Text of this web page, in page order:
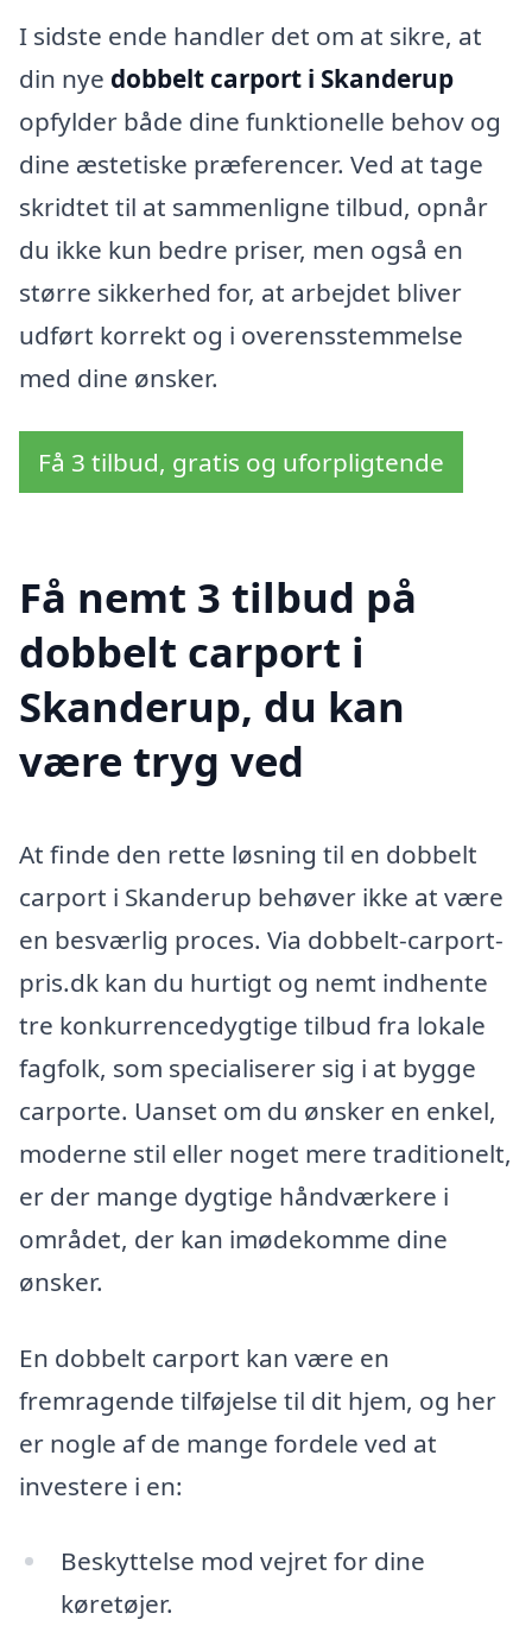
I sidste ende handler det om at sikre, at
din nye dobbelt carport i Skanderup
opfylder både dine funktionelle behov og
dine æstetiske præferencer. Ved at tage
skridtet til at sammenligne tilbud, opnår
du ikke kun bedre priser, men også en
større sikkerhed for, at arbejdet bliver
udført korrekt og i overensstemmelse
med dine ønsker.
Få 3 tilbud, gratis og uforpligtende
Få nemt 3 tilbud på
dobbelt carport i
Skanderup, du kan
være tryg ved
At finde den rette løsning til en dobbelt
carport i Skanderup behøver ikke at være
en besværlig proces. Via dobbelt-carport-
pris.dk kan du hurtigt og nemt indhente
tre konkurrencedygtige tilbud fra lokale
fagfolk, som specialiserer sig i at bygge
carporte. Uanset om du ønsker en enkel,
moderne stil eller noget mere traditionelt,
er der mange dygtige håndværkere i
området, der kan imødekomme dine
ønsker.
En dobbelt carport kan være en
fremragende tilføjelse til dit hjem, og her
er nogle af de mange fordele ved at
investere i en:
Beskyttelse mod vejret for dine
køretøjer.